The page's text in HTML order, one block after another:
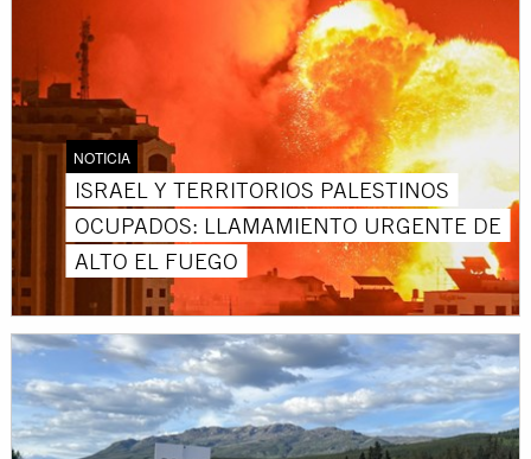
NOTICIA
ISRAEL Y TERRITORIOS PALESTINOS
OCUPADOS: LLAMAMIENTO URGENTE DE
ALTO EL FUEGO